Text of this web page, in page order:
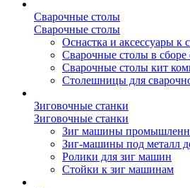
Сварочные столы
Сварочные столы
Оснастка и аксессуары к
Сварочные столы в
Сварочные столы кит
Столешницы для
Зиговочные станки
Зиговочные станки
Зиг машины
Зиг-машины под металл
Ролики для зиг машин
Стойки к зиг машинам